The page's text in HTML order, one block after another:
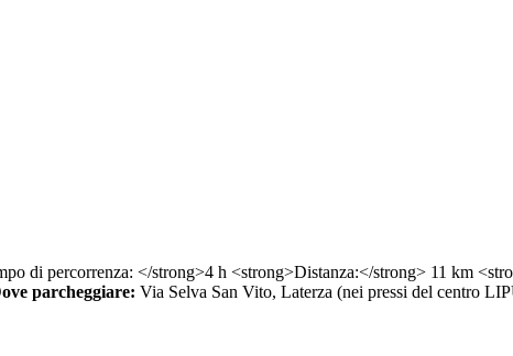
parcheggiare: Via Selva San Vito, Laterza (nei pressi del centro